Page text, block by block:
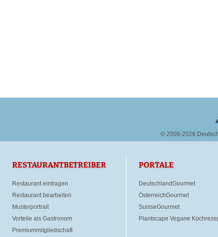
© 2008-2026
RESTAURANTBETREIBER
Restaurant eintragen
Restaurant bearbeiten
Musterportrait
Vorteile als Gastronom
Premiummitgliedschaft
PORTALE
DeutschlandGourmet
ÖsterreichGourmet
SuisseGourmet
Plantscape Vegane